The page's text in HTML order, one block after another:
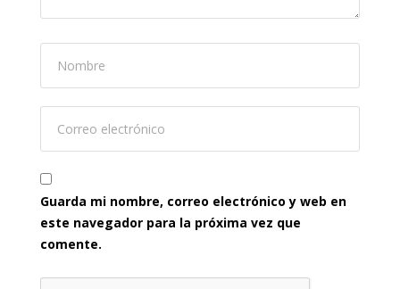
Guarda mi nombre, correo electrónico y web en
este navegador para la próxima vez que
comente.